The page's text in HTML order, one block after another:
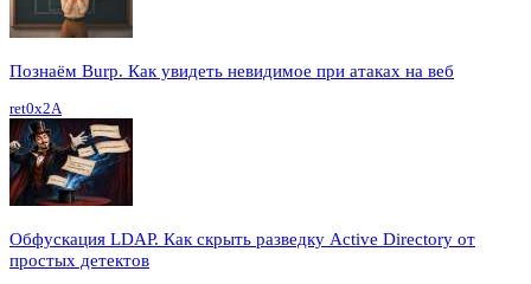
Познаём Burp. Как увидеть невидимое при атаках на веб
ret0x2A
Обфускация LDAP. Как скрыть разведку Active Directory от
простых детектов